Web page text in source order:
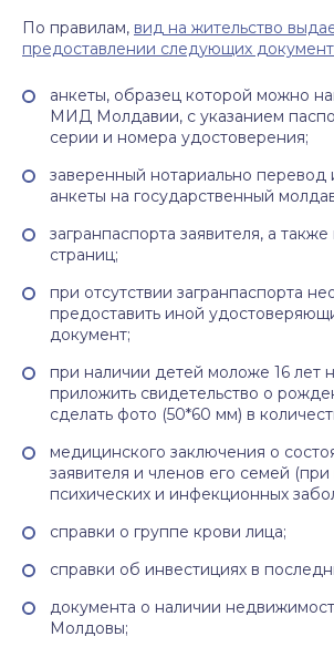
По правилам, вид на жительство
предоставлении следующих
анкеты, образец которой можно
МИД Молдавии, с указанием
серии и номера удостоверения;
заверенный нотариально
анкеты на государственный
загранпаспорта заявителя, а
страниц;
при отсутствии загранпаспорта
предоставить иной
документ;
при наличии детей моложе 16 лет
приложить свидетельство о
сделать фото (50*60 мм) в
медицинского заключения о
заявителя и членов его семей
психических и инфекционных
справки о группе крови лица;
справки об инвестициях в
документа о наличии
Молдовы;